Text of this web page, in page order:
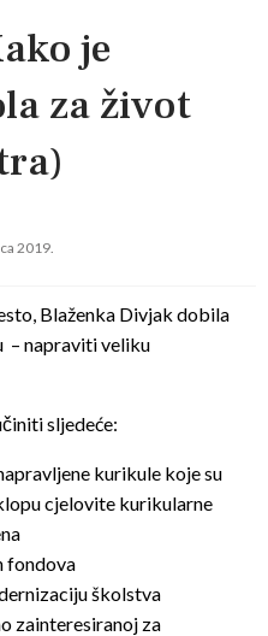
je
za život
2019.
Blaženka Divjak dobila
– napraviti veliku
sljedeće:
kurikule koje su
cjelovite kurikularne
fondova
školstva
zainteresiranoj za